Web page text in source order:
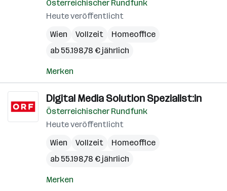
Österreichischer Rundfunk
Heute veröffentlicht
Wien
Vollzeit
Homeoffice
ab 55.198,78 € jährlich
Merken
Digital Media Solution Spezialist:in
Österreichischer Rundfunk
Heute veröffentlicht
Wien
Vollzeit
Homeoffice
ab 55.198,78 € jährlich
Merken